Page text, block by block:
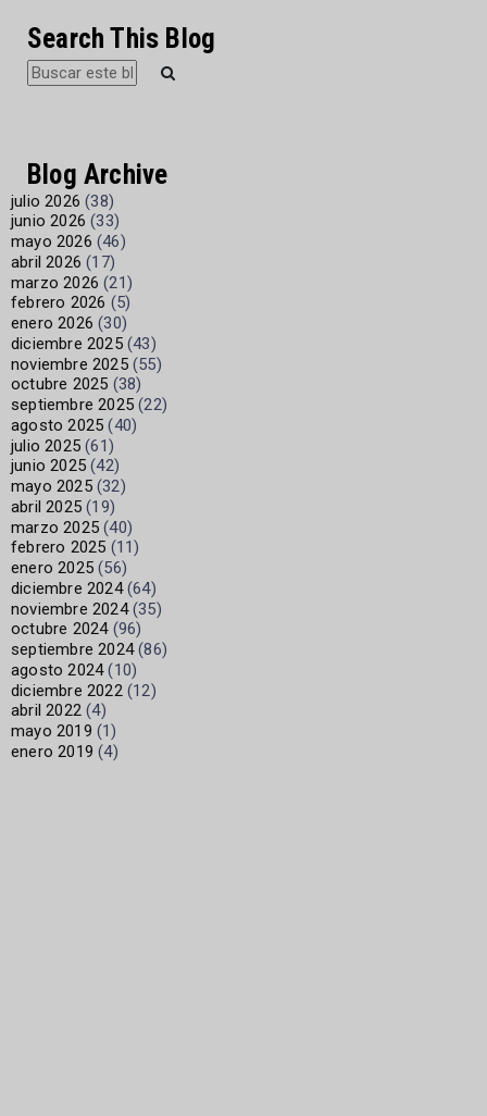
Search This Blog
Blog Archive
julio 2026 (38)
junio 2026 (33)
mayo 2026 (46)
abril 2026 (17)
marzo 2026 (21)
febrero 2026 (5)
enero 2026 (30)
diciembre 2025(43)
noviembre 2025(55)
octubre 2025 (38)
septiembre 2025 (22)
agosto 2025 (40)
julio 2025 (61)
junio 2025 (42)
mayo 2025(32)
abril 2025 (19)
marzo 2025 (40)
febrero 2025 (11)
enero 2025 (56)
diciembre 2024(64)
noviembre 2024(35)
octubre 2024(96)
septiembre 2024(86)
agosto 2024(10)
diciembre 2022 (12)
abril 2022 (4)
mayo 2019 (1)
enero 2019 (4)